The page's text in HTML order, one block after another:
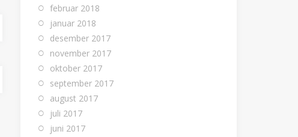
februar 2018
januar 2018
desember 2017
november 2017
oktober 2017
september 2017
august 2017
juli 2017
juni 2017